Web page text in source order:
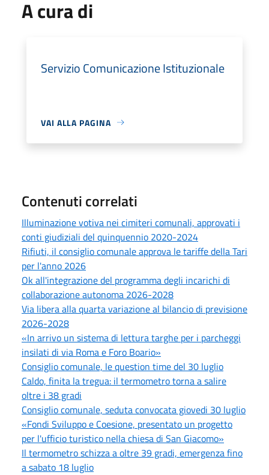
A cura di
Servizio Comunicazione Istituzionale
VAI ALLA PAGINA
Contenuti correlati
Illuminazione votiva nei cimiteri comunali, approvati i
conti giudiziali del quinquennio 2020-2024
Rifiuti, il consiglio comunale approva le tariffe della Tari
per l'anno 2026
Ok all'integrazione del programma degli incarichi di
collaborazione autonoma 2026-2028
Via libera alla quarta variazione al bilancio di previsione
2026-2028
«In arrivo un sistema di lettura targhe per i parcheggi
insilati di via Roma e Foro Boario»
Consiglio comunale, le question time del 30 luglio
Caldo, finita la tregua: il termometro torna a salire
oltre i 38 gradi
Consiglio comunale, seduta convocata giovedi 30 luglio
«Fondi Sviluppo e Coesione, presentato un progetto
per l'ufficio turistico nella chiesa di San Giacomo»
Il termometro schizza a oltre 39 gradi, emergenza fino
a sabato 18 luglio